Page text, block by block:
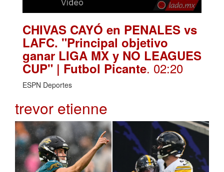
CHIVAS CAYÓ en PENALES vs
LAFC. "Principal objetivo
ganar LIGA MX y NO LEAGUES
CUP" | Futbol Picante. 02:20
ESPN Deportes
trevor etienne